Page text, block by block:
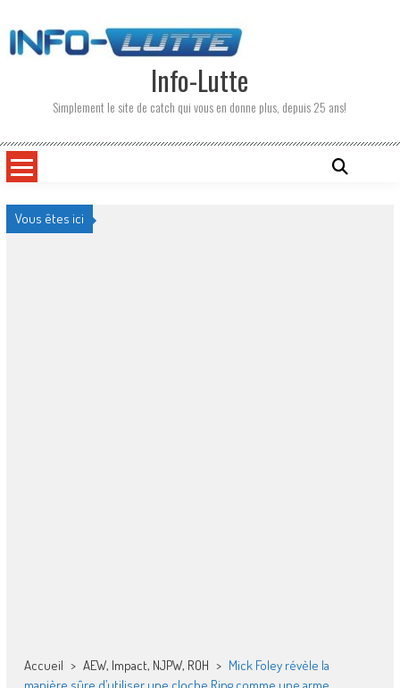
to
content
Info-Lutte
Simplement le site de catch qui vous en donne plus, depuis 25 ans!
Vous êtes ici
Accueil > AEW, Impact, NJPW, ROH > Mick Foley révèle la